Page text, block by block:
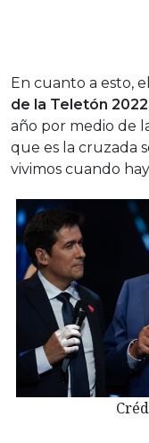
En cuanto a esto, el
de la Teletón 2022
año por medio de
que es la cruzada
vivimos cuando